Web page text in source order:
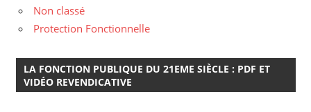
Non classé
Protection Fonctionnelle
LA FONCTION PUBLIQUE DU 21EME SIÈCLE : PDF ET
VIDÉO REVENDICATIVE